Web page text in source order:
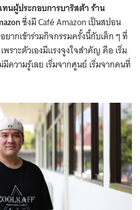
นผู้ประกอบการบาริสต้า ร้าน
ซึ่งมี Café Amazon เป็นสปอน
ยากเข้าร่วมกิจกรรมครั้งนี้กับเด็ก ๆ ที่
ราะตัวเองมีแรงจูงใจสำคัญ คือ เริ่ม
ความรู้เลย เริ่มจากศูนย์ เริ่มจากคนที่